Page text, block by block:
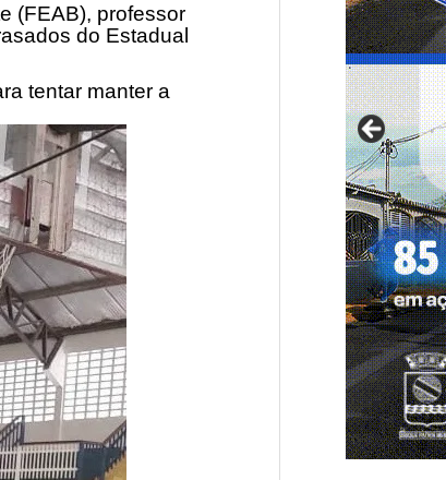
(FEAB), professor
do Estadual
tentar manter a